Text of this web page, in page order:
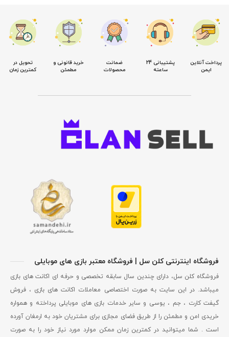
پرداخت آنلاین
ایمن
پشتیبانی 24
ساعته
ضمانت
محصولات
خرید قانونی و
مطمئن
تحویل در
کمترین زمان
فروشگاه اینترنتی کلن سل | فروشگاه معتبر بازی های موبایلی
فروشگاه کلن سل، دارای چندین سال سابقه تخصصی و حرفه ای اکانت های بازی
میباشد. در این سایت به صورت اختصاصی معاملات اکانت های بازی ، فروش
گیفت کارت ، جم ، یوسی و سایر خدمات بازی های موبایلی پرداخته و همواره
خریدی امن و مطمئن را از طریق فضای مجازی برای مشتریان خود به ارمغان آورده
است . شما میتوانید در کمترین زمان ممکن موارد مورد نیاز خود را به صورت